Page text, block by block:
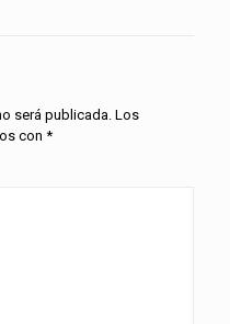
será publicada. Los
con *